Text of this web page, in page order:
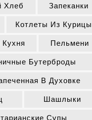
Хлеб Запеканки
Котлеты Из Курицы
Пельмени
Бутерброды
В Духовке
Шашлыки
Супы